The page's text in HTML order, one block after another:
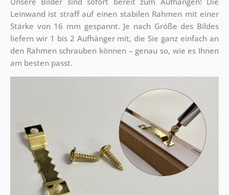
Leinwand ist straff auf einen stabilen Rahmen mit einer
Stärke von 16 mm gespannt. Je nach Größe des Bildes
liefern wir 1 bis 2 Aufhänger mit, die Sie ganz einfach an
den Rahmen schrauben können – genau so, wie es Ihnen
am besten passt.